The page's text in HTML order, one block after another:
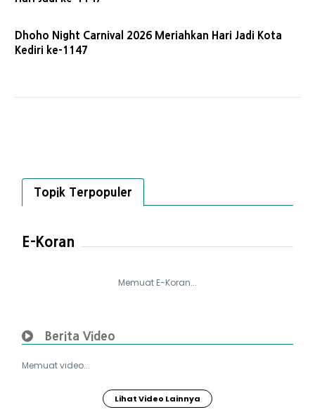
Dhoho Night Carnival 2026 Meriahkan Hari Jadi Kota
Kediri ke-1147
Topik Terpopuler
E-Koran
Memuat E-Koran...
Berita Video
Memuat video...
Lihat Video Lainnya